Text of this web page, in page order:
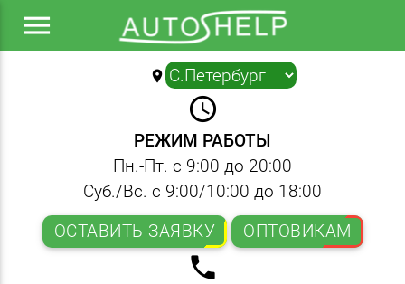
menu
location_on ▼
query_builder
РЕЖИМ РАБОТЫ
Пн.-Пт. с 9:00 до 20:00
Суб./Вс. с 9:00/10:00 до 18:00
ОСТАВИТЬ ЗАЯВКУ
ОПТОВИКАМ
local_phone